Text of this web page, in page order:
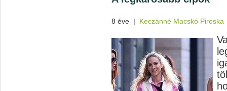
8 éve | Keczánné Macskó Piroska